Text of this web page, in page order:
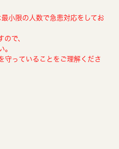
小限の人数で急患対応をしてお
で、
。
守っていることをご理解くださ